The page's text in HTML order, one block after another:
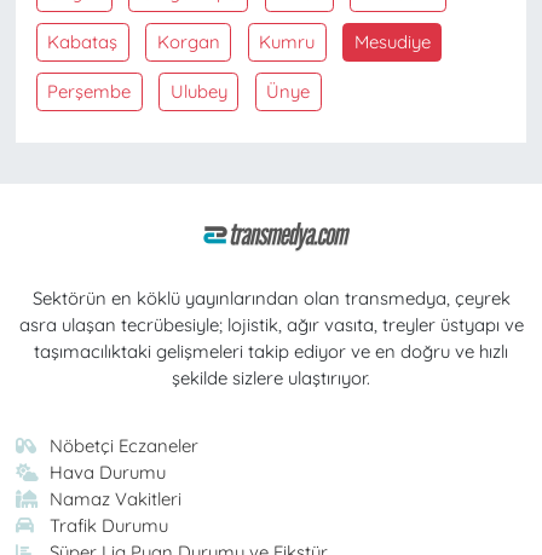
Kabataş Korgan Kumru Mesudiye
Perşembe Ulubey Ünye
Sektörün en köklü yayınlarından olan transmedya, çeyrek
asra ulaşan tecrübesiyle; lojistik, ağır vasıta, treyler üstyapı ve
taşımacılıktaki gelişmeleri takip ediyor ve en doğru ve hızlı
şekilde sizlere ulaştırıyor.
Nöbetçi Eczaneler
Hava Durumu
Namaz Vakitleri
Trafik Durumu